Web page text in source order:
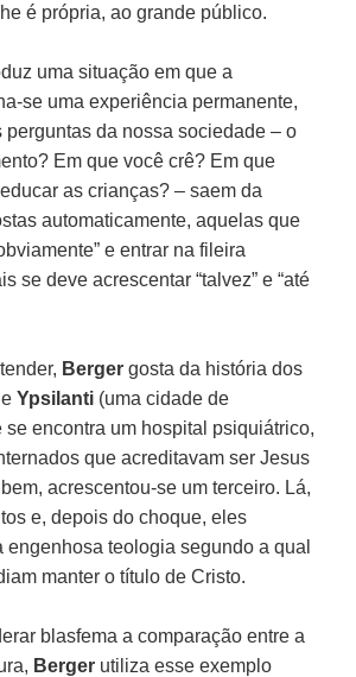
é própria, ao grande público.
uma situação em que a
se uma experiência permanente,
perguntas da nossa sociedade – o
Em que você crê? Em que
as crianças? – saem da
automaticamente, aquelas que
e entrar na fileira
se deve acrescentar “talvez” e “até
Berger gosta da história dos
Ypsilanti (uma cidade de
se encontra um hospital psiquiátrico,
que acreditavam ser Jesus
acrescentou-se um terceiro. Lá,
e, depois do choque, eles
engenhosa teologia segundo a qual
manter o título de Cristo.
blasfema a comparação entre a
Berger utiliza esse exemplo